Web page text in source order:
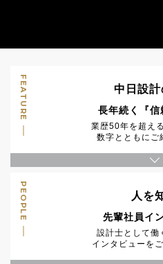
FEATURE 中日設
長年続く『信
業歴50年を超え
数字とともにご
PEOPLE 人を
先輩社員イ
設計士として働
インタビューを